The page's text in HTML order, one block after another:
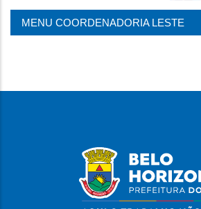
MENU COORDENADORIA LESTE